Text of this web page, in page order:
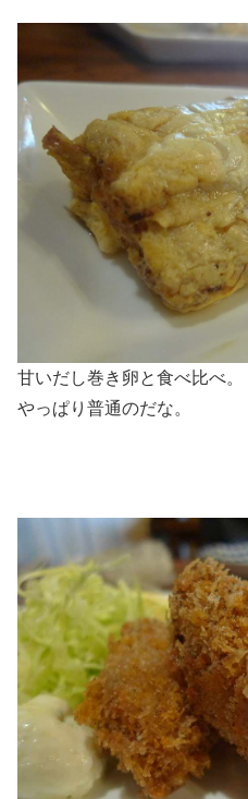
甘いだし巻き卵と食べ比べ。
やっぱり普通のだな。